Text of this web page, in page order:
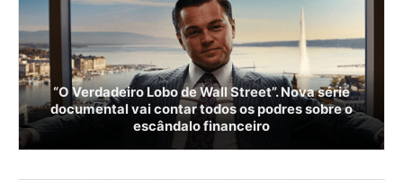
“O Verdadeiro Lobo de Wall Street”. Nova série
documental vai contar todos os podres sobre o
escândalo financeiro